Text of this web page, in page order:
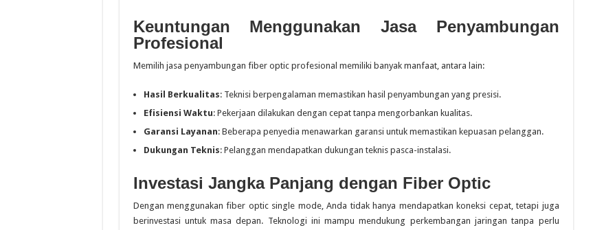
Keuntungan Menggunakan Jasa Penyambungan
Profesional
Memilih jasa penyambungan fiber optic profesional memiliki banyak manfaat, antara lain:
Hasil Berkualitas: Teknisi berpengalaman memastikan hasil penyambungan yang presisi.
Efisiensi Waktu: Pekerjaan dilakukan dengan cepat tanpa mengorbankan kualitas.
Garansi Layanan: Beberapa penyedia menawarkan garansi untuk memastikan kepuasan pelanggan.
Dukungan Teknis: Pelanggan mendapatkan dukungan teknis pasca-instalasi.
Investasi Jangka Panjang dengan Fiber Optic
Dengan menggunakan fiber optic single mode, Anda tidak hanya mendapatkan koneksi cepat, tetapi juga
berinvestasi untuk masa depan. Teknologi ini mampu mendukung perkembangan jaringan tanpa perlu